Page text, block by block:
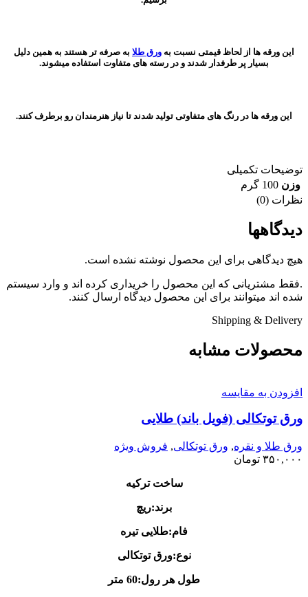
این ورقه ها از لحاظ قیمتی نسبت به ورق طلا به صرفه تر هستند به همین دلیل
بسیار پر طرفدار شدند و در رسته های متفاوت استفاده میشوند.
این ورقه ها در رنگ های متفاوتی تولید شدند تا نیاز هنرمندان رو برطرف کنند.
توضیحات تکمیلی
وزن 100 گرم
نظرات (0)
دیدگاهها
هیچ دیدگاهی برای این محصول نوشته نشده است.
.فقط مشتریانی که این محصول را خریداری کرده اند و وارد سیستم
شده اند میتوانند برای این محصول دیدگاه ارسال کنند.
Shipping & Delivery
محصولات مشابه
افزودن به مقایسه
ورق توتکالی (فویل باند) طلایی
ورق طلا و نقره, ورق توتکالی, فروش ویژه
۳۵۰,۰۰۰ تومان
ساخت ترکیه
برند:ریچ
فام:طلایی تیره
نوع:ورق توتکالی
طول هر رول:60 متر